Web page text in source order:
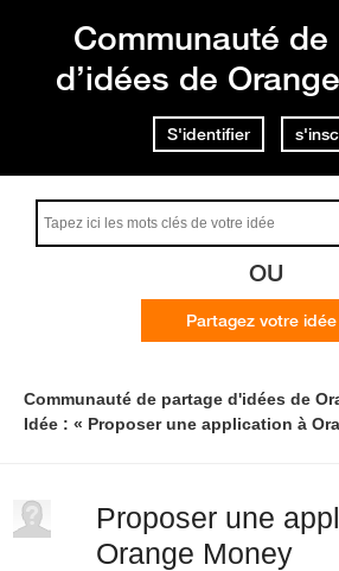
Communauté
d’idées de
S'identifier
OU
Partagez votre idée
Communauté de partage d'idées de
Idée : « Proposer une application à
Proposer une
Orange Money